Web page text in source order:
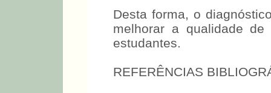
Desta forma, o
melhorar a qualidade
estudantes.
REFERÊNCIAS